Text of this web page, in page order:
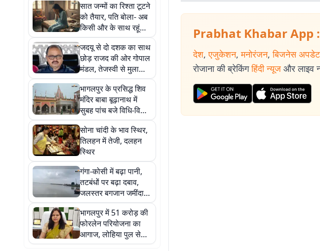
सात जन्मों का रिश्ता टूटने
को तैयार, पति बोला- अब
किसी और के साथ रहूंगा,
बच्चों के बीच जिंदगी के
लिए जूझती रितु
जदयू से दो दशक का साथ
छोड़ राजद की ओर गोपाल
मंडल, तेजस्वी से मुलाकात
के बाद सियासी पारी
बदलने के संकेत
भागलपुर के प्रसिद्ध शिव
मंदिर बाबा बूढ़ानाथ में
सुबह पांच बजे विधि-विधान
के साथ सरकारी पूजा
संपन्न
सोना चांदी के भाव स्थिर,
तिलहन में तेजी, दलहन
स्थिर
गंगा-कोसी में बढ़ा पानी,
तटबंधों पर बढ़ा दबाव,
जलस्तर बगजान जमींदारी
बांध पर चेतावनी स्तर पार
भागलपुर में 51 करोड़ की
फोरलेन परियोजना का
आगाज, लोहिया पुल से
NH-80 बायपास तक
Prabhat Khabar App :
देश, एजुकेशन, मनोरंजन, बिजनेस अपडेट
रोजाना की ब्रेकिंग हिंदी न्यूज और लाइव